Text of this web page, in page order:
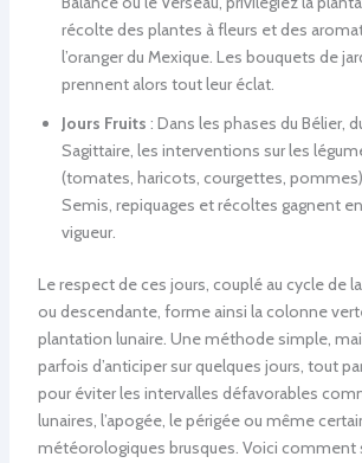
récolte des plantes à fleurs et des
l’oranger du Mexique. Les bouquets de
prennent alors tout leur éclat.
Jours Fruits : Dans les phases du Bélier,
Sagittaire, les interventions sur les
(tomates, haricots, courgettes,
Semis, repiquages et récoltes gagnent
vigueur.
Le respect de ces jours, couplé au cycle de
ou descendante, forme ainsi la colonne
plantation lunaire. Une méthode simple,
parfois d’anticiper sur quelques jours, tout
pour éviter les intervalles défavorables
lunaires, l’apogée, le périgée ou même
météorologiques brusques. Voici comment